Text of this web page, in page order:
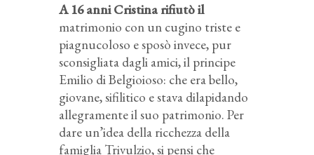
A 16 anni Cristina rifiutò il
matrimonio con un cugino triste e
piagnucoloso e sposò invece, pur
sconsigliata dagli amici, il principe
Emilio di Belgioioso: che era bello,
giovane, sifilitico e stava dilapidando
allegramente il suo patrimonio. Per
dare un’idea della ricchezza della
famiglia Trivulzio, si pensi che